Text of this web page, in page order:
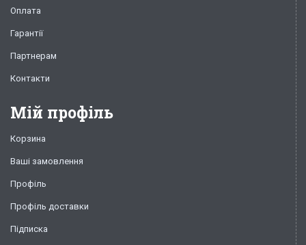
Оплата
Гарантії
Партнерам
Контакти
Мій профіль
Корзина
Ваші замовлення
Профіль
Профіль доставки
Підписка